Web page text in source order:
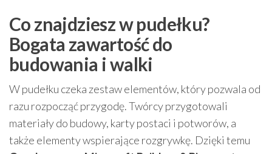
Co znajdziesz w pudełku?
Bogata zawartość do
budowania i walki
W pudełku czeka zestaw elementów, który pozwala od
razu rozpocząć przygodę. Twórcy przygotowali
materiały do budowy, karty postaci i potworów, a
także elementy wspierające rozgrywkę. Dzięki temu